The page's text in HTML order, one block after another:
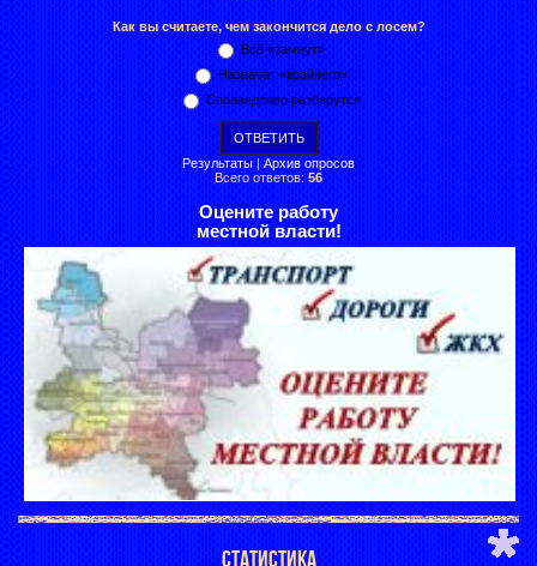
Как вы считаете, чем закончится дело с лосем?
Всё «замнут»
Назначат «крайнего»
Справедливо разберутся
Результаты | Архив опросов
Всего ответов: 56
Оцените работу
местной власти!
СТАТИСТИКА